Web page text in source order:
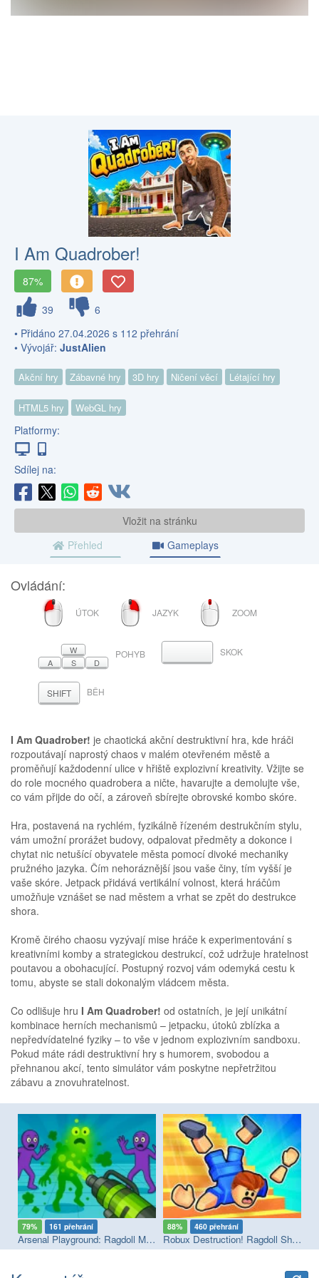
I Am Quadrober!
87%
39
6
• Přidáno 27.04.2026 s 112 přehrání
• Vývojář: JustAlien
Akční hry Zábavné hry 3D hry Ničení věcí Létající hry
HTML5 hry WebGL hry
Platformy:
Sdílej na:
Vložit na stránku
Přehled
Gameplays
Ovládání:
LEVÉ
TLAČÍTKO
MYŠI
ÚTOK
PRAVÉ
TLAČÍTKO
MYŠI
JAZYK
ROLOVACÍ
KOLEČKOZOOM
W
A
S D
POHYB MEZERNÍKSKOK
SHIFT BĚH
I Am Quadrober! je chaotická akční destruktivní hra, kde hráči
rozpoutávají naprostý chaos v malém otevřeném městě a
proměňují každodenní ulice v hřiště explozivní kreativity. Vžijte se
do role mocného quadrobera a ničte, havarujte a demolujte vše,
co vám přijde do očí, a zároveň sbírejte obrovské kombo skóre.
Hra, postavená na rychlém, fyzikálně řízeném destrukčním stylu,
vám umožní prorážet budovy, odpalovat předměty a dokonce i
chytat nic netušící obyvatele města pomocí divoké mechaniky
pružného jazyka. Čím nehoráznější jsou vaše činy, tím vyšší je
vaše skóre. Jetpack přidává vertikální volnost, která hráčům
umožňuje vznášet se nad městem a vrhat se zpět do destrukce
shora.
Kromě čirého chaosu vyzývají mise hráče k experimentování s
kreativními komby a strategickou destrukcí, což udržuje hratelnost
poutavou a obohacující. Postupný rozvoj vám odemyká cestu k
tomu, abyste se stali dokonalým vládcem města.
Co odlišuje hru I Am Quadrober! od ostatních, je její unikátní
kombinace herních mechanismů – jetpacku, útoků zblízka a
nepředvídatelné fyziky – to vše v jednom explozivním sandboxu.
Pokud máte rádi destruktivní hry s humorem, svobodou a
přehnanou akcí, tento simulátor vám poskytne nepřetržitou
zábavu a znovuhratelnost.
79% 161 přehrání
Arsenal Playground: Ragdoll Mayhem
88% 460 přehrání
Robux Destruction! Ragdoll Show!